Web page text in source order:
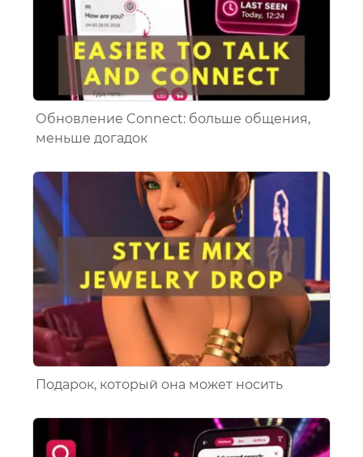
Обновление Connect: больше общения,
меньше догадок
Подарок, который она может носить